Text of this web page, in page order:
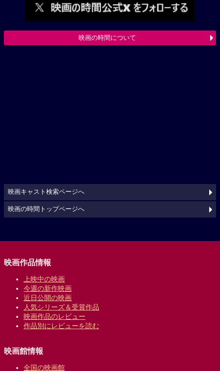
映画の時間について
映画キャスト検索ページへ
映画の時間トップページへ
映画作品情報
上映中の映画
今週の新作映画
近日公開の映画
人気シリーズ＆受賞作品
映画作品のレビュー
作品別にレビューを読む
映画館情報
全国の映画館